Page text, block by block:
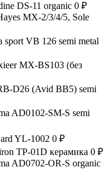
DS-11 organic 0 ₽
MX-2/3/4/5, Sole
VB 126 semi metal
MX-BS103 (без
D26 (Avid BB5) semi
AD0102-SM-S semi
YL-1002 0 ₽
TP-01D керамика 0 ₽
AD0702-OR-S organic